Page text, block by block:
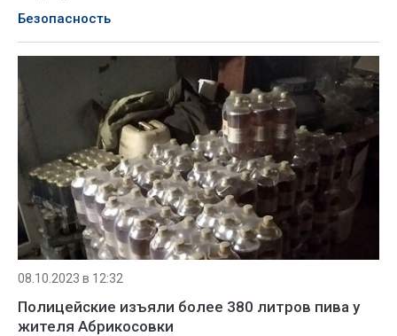
Безопасность
08.10.2023 в 12:32
Полицейские изъяли более 380 литров пива у
жителя Абрикосовки